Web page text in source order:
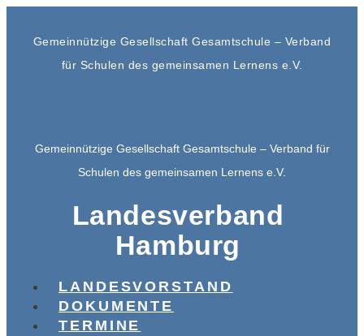
Gemeinnützige Gesellschaft Gesamtschule – Verband
für Schulen des gemeinsamen Lernens e.V.
Gemeinnützige Gesellschaft Gesamtschule – Verband für
Schulen des gemeinsamen Lernens e.V.
Landesverband
Hamburg
LANDESVORSTAND
DOKUMENTE
TERMINE